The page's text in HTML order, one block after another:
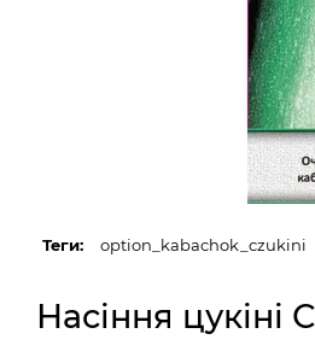
Теги: option_kabachok_czukini
Насіння цукіні